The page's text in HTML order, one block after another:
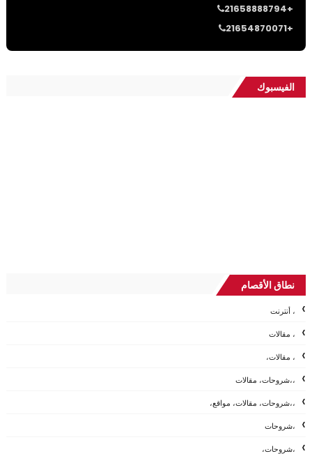
21658888794+
21654870071+
الفيسبوك
نطاق الأقصام
، أنترنت
، مقالات
، مقالات،
،،شروحات، مقالات
،،شروحات، مقالات، مواقع،
،شروحات
،شروحات،